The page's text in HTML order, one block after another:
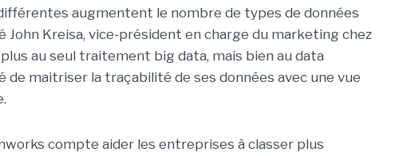
augmentent le nombre de types de données
John Kreisa, vice-président en charge du marketing chez
plus au seul traitement big data, mais bien au data
de maitriser la traçabilité de ses données avec une vue
compte aider les entreprises à classer plus